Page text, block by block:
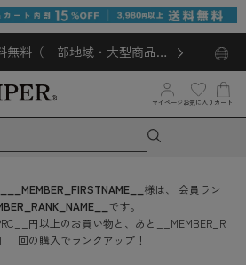
無料（一部地域・大型商品対
マイページ お気に入り カート
__MEMBER_FIRSTNAME__ 様は、
会員ラン
です。
円以上のお買い物と、あと
__MEMBER_R
回の購入でランクアップ！